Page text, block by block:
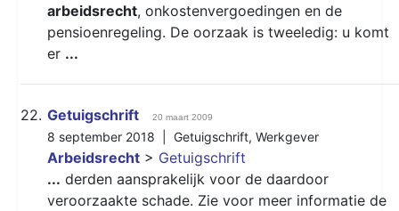
arbeidsrecht, onkostenvergoedingen en de
pensioenregeling. De oorzaak is tweeledig: u komt
er ...
22. Getuigschrift 20 maart 2009
8 september 2018 | Getuigschrift, Werkgever
Arbeidsrecht > Getuigschrift
... derden aansprakelijk voor de daardoor
veroorzaakte schade. Zie voor meer informatie de